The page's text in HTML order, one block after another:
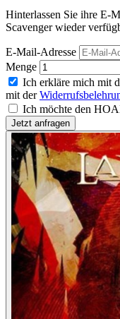
Hinterlassen Sie ihre E-
Scavenger wieder
E-Mail-Adresse
Menge
Ich erkläre mich mit
mit der
Ich möchte den